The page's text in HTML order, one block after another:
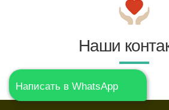
Написать в WhatsApp
Наши